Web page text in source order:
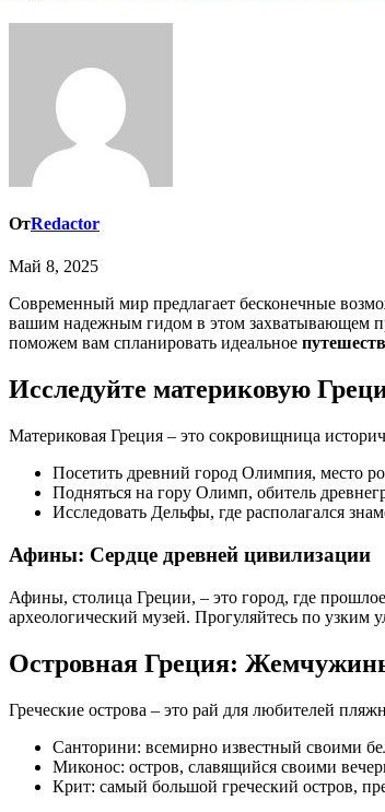
ОтRedactor
Май 8, 2025
Современный мир предлагает бесконечные
вашим надежным гидом в этом захватывающем
поможем вам спланировать идеальное
Исследуйте материковую
Материковая Греция ‒ это сокровищница
Посетить древний город Олимпия, место
Подняться на гору Олимп, обитель
Исследовать Дельфы, где располагался
Афины: Сердце древней цивилизации
Афины, столица Греции, ‒ это город, где
археологический музей. Прогуляйтесь по узким
Островная Греция:
Греческие острова ‒ это рай для любителей
Санторини: всемирно известный своими
Миконос: остров, славящийся своими
Крит: самый большой греческий остров,